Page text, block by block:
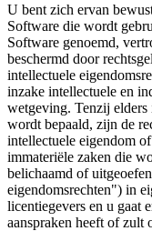
U bent zich ervan
Software die wordt
Software genoemd,
beschermd door
intellectuele
inzake intellectuele en
wetgeving. Tenzij elders
wordt bepaald, zijn de
intellectuele eigendom
immateriële zaken die
belichaamd of
eigendomsrechten") in
licentiegevers en u gaat
aanspraken heeft of zult